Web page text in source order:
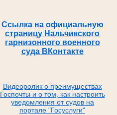
Ссылка на официальную
страницу Нальчикского
гарнизонного военного
суда ВКонтакте
Видеоролик о преимуществах
Госпочты и о том, как настроить
уведомления от судов на
портале "Госуслуги"